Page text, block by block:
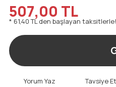
507,00 TL
* 61,40 TL den başlayan
Yorum Yaz Tavsiye Et